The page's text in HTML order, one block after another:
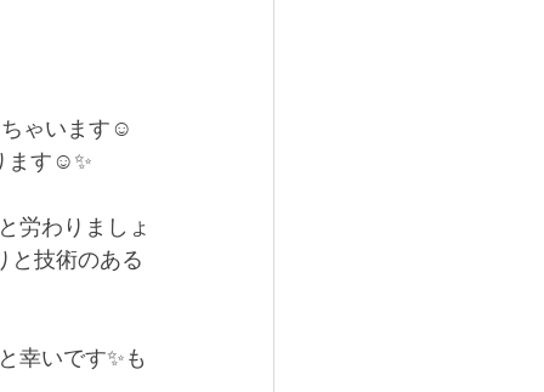
ちゃいます☺
ます☺✨
労わりましょ
と技術のある
幸いです✨も